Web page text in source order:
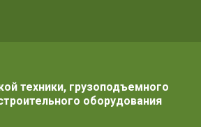
техники, грузоподъемного
оборудования